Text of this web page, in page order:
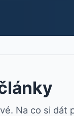
Na co si dát